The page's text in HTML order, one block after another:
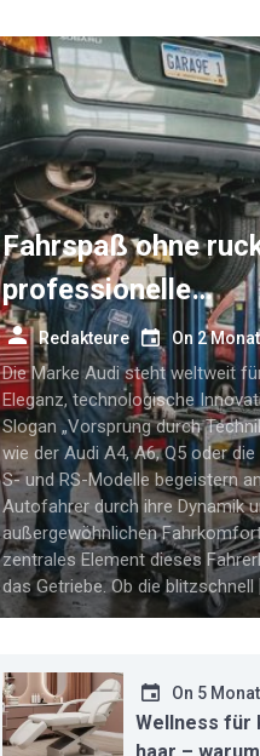
Fahrspaß ohne
professionelle
getriebelösungen
anspruchsvolle
Redakteure On 2
Die Marke Audi steht weltweit
Eleganz, technologische
Slogan „Vorsprung durch
wie der Audi A4, A6, Q5 oder
S- und RS-Modelle begeistern
Autofahrer durch ihre Dynamik
außergewöhnlichen
zentrales Element dieses
das Getriebe. Ob die blitzschnell
On 5
Wellness für